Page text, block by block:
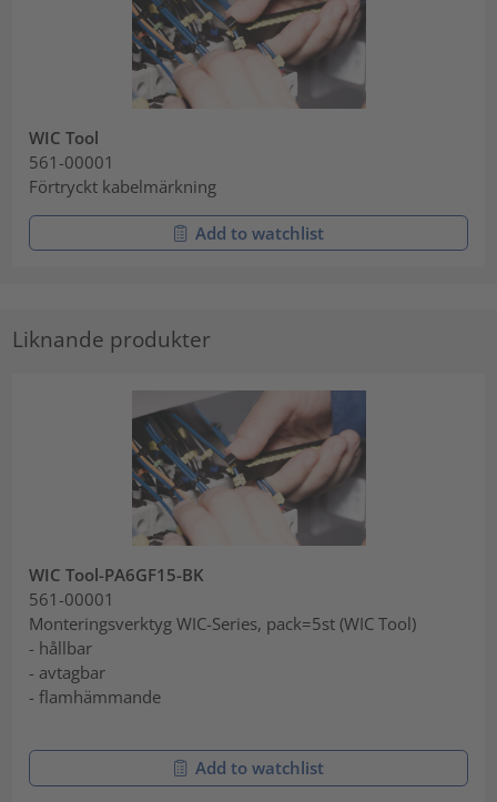
WIC Tool
561-00001
Förtryckt kabelmärkning
Add to watchlist
Liknande produkter
WIC Tool-PA6GF15-BK
561-00001
Monteringsverktyg WIC-Series, pack=5st (WIC Tool)
- hållbar
- avtagbar
- flamhämmande
Add to watchlist